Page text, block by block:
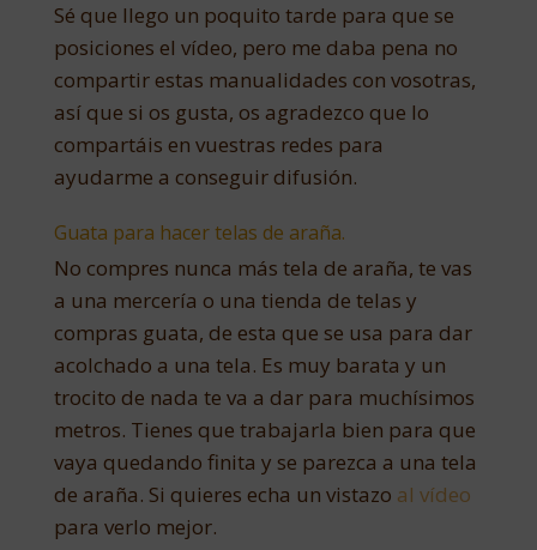
Sé que llego un poquito tarde para que se
posiciones el vídeo, pero me daba pena no
compartir estas manualidades con vosotras,
así que si os gusta, os agradezco que lo
compartáis en vuestras redes para
ayudarme a conseguir difusión.
Guata para hacer telas de araña.
No compres nunca más tela de araña, te vas
a una mercería o una tienda de telas y
compras guata, de esta que se usa para dar
acolchado a una tela. Es muy barata y un
trocito de nada te va a dar para muchísimos
metros. Tienes que trabajarla bien para que
vaya quedando finita y se parezca a una tela
de araña. Si quieres echa un vistazo al vídeo
para verlo mejor.